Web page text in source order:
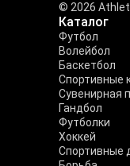
© 2026
Каталог
Футбол
Волейбол
Баскетбол
Спортивные
Сувенирная
Гандбол
Футболки
Хоккей
Спортивные